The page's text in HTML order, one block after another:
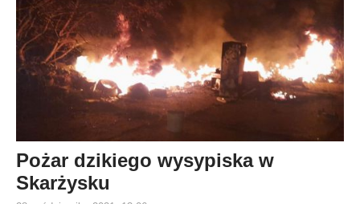
Pożar dzikiego wysypiska w
Skarżysku